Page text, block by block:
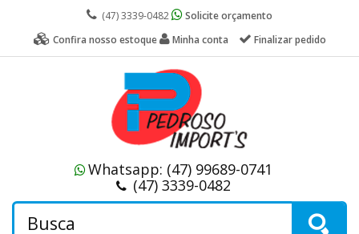
(47) 3339-0482
Solicite orçamento
Confira nosso estoque
Minha conta Finalizar pedido
Whatsapp: (47) 99689-0741
(47) 3339-0482